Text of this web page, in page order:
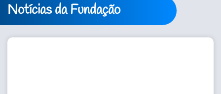
Notícias da Fundação